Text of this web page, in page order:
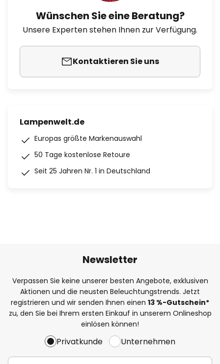
Wünschen Sie eine Beratung?
Unsere Experten stehen Ihnen zur Verfügung.
Kontaktieren Sie uns
Lampenwelt.de
Europas größte Markenauswahl
50 Tage kostenlose Retoure
Seit 25 Jahren Nr. 1 in Deutschland
Newsletter
Verpassen Sie keine unserer besten Angebote, exklusiven
Aktionen und die neusten Beleuchtungstrends. Jetzt
registrieren und wir senden Ihnen einen 13 %-Gutschein*
zu, den Sie bei Ihrem ersten Einkauf in unserem Onlineshop
einlösen können!
Privatkunde Unternehmen